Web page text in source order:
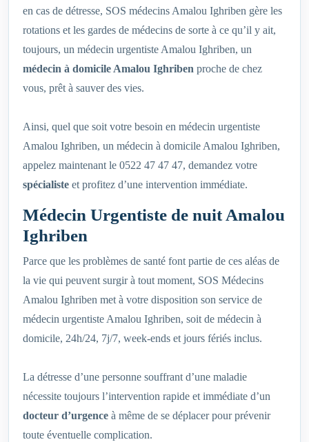
en cas de détresse, SOS médecins Amalou Ighriben gère les
rotations et les gardes de médecins de sorte à ce qu’il y ait,
toujours, un médecin urgentiste Amalou Ighriben, un
médecin à domicile Amalou Ighriben proche de chez
vous, prêt à sauver des vies.
Ainsi, quel que soit votre besoin en médecin urgentiste
Amalou Ighriben, un médecin à domicile Amalou Ighriben,
appelez maintenant le 0522 47 47 47, demandez votre
spécialiste et profitez d’une intervention immédiate.
Médecin Urgentiste de nuit Amalou
Ighriben
Parce que les problèmes de santé font partie de ces aléas de
la vie qui peuvent surgir à tout moment, SOS Médecins
Amalou Ighriben met à votre disposition son service de
médecin urgentiste Amalou Ighriben, soit de médecin à
domicile, 24h/24, 7j/7, week-ends et jours fériés inclus.
La détresse d’une personne souffrant d’une maladie
nécessite toujours l’intervention rapide et immédiate d’un
docteur d’urgence à même de se déplacer pour prévenir
toute éventuelle complication.